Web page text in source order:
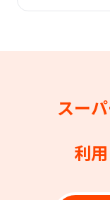
スー
利